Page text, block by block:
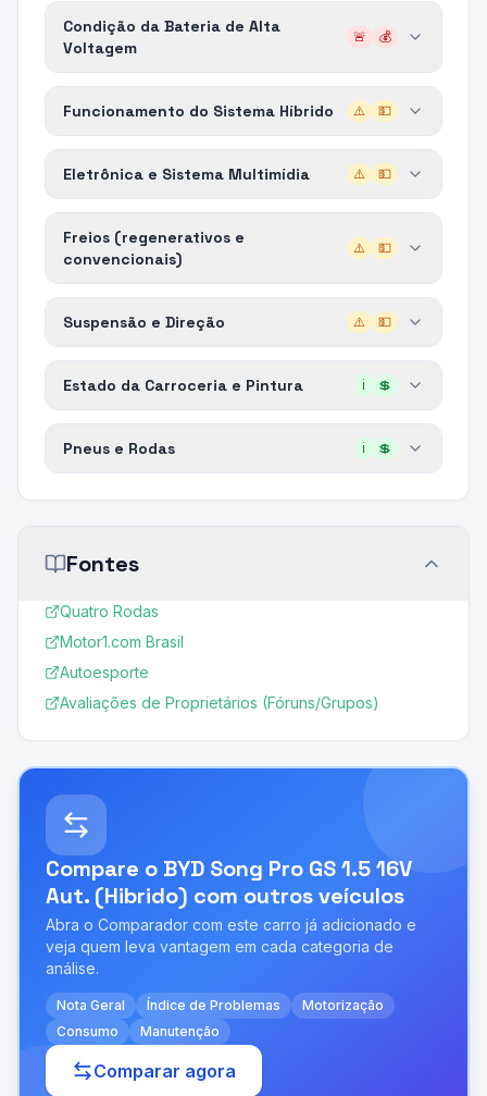
Condição da Bateria de Alta
Voltagem
🚨 💰
Funcionamento do Sistema Híbrido ⚠️ 💵
Eletrônica e Sistema Multimídia ⚠️ 💵
Freios (regenerativos e
convencionais)
⚠️ 💵
Suspensão e Direção ⚠️ 💵
Estado da Carroceria e Pintura ℹ️ 💲
Pneus e Rodas ℹ️ 💲
Fontes
Quatro Rodas
Motor1.com Brasil
Autoesporte
Avaliações de Proprietários (Fóruns/Grupos)
Compare o BYD Song Pro GS 1.5 16V
Aut. (Hibrido) com outros veículos
Abra o Comparador com este carro já adicionado e
veja quem leva vantagem em cada categoria de
análise.
Nota Geral Índice de Problemas
Motorização
Consumo
Manutenção
Comparar agora